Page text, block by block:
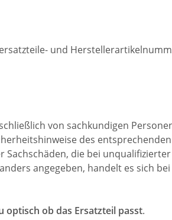
und
von sachkundigen
des
Sachschäden, die bei
angegeben, handelt es sich
optisch ob das Ersatzteil passt.